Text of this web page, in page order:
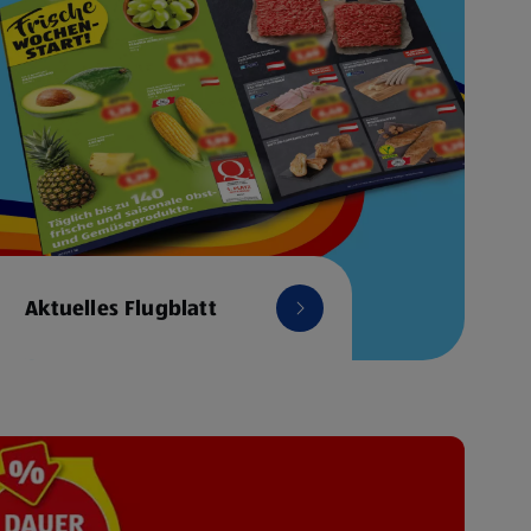
Aktuelles Flugblatt